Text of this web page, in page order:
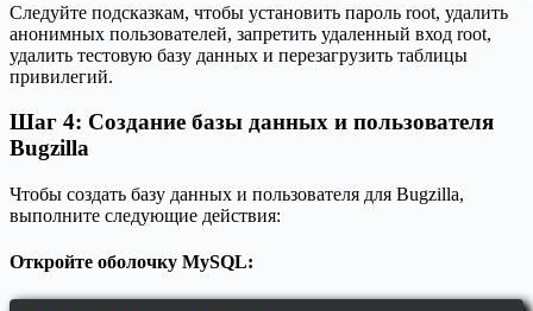
Следуйте подсказкам, чтобы установить пароль root, удалить
анонимных пользователей, запретить удаленный вход root,
удалить тестовую базу данных и перезагрузить таблицы
привилегий.
Шаг 4: Создание базы данных и пользователя
Bugzilla
Чтобы создать базу данных и пользователя для Bugzilla,
выполните следующие действия:
Откройте оболочку MySQL: